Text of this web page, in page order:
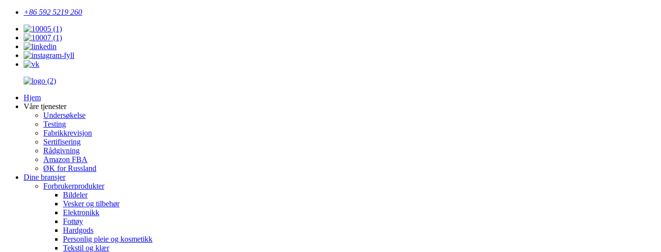
+86 592 5219 260
Hjem
Våre tjenester
Undersøkelse
Testing
Fabrikkrevisjon
Sertifisering
Rådgivning
Amazon FBA
ØK for Russland
Dine bransjer
Forbrukerprodukter
Bildeler
Vesker og tilbehør
Elektronikk
Fottøy
Hardgods
Personlig pleie og kosmetikk
Tekstil og klær